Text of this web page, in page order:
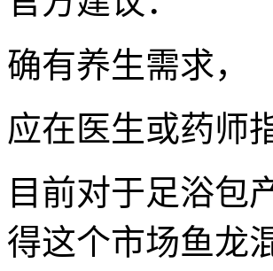
确有养生需求，
应在医生或药师
目前对于足浴包
得这个市场鱼龙